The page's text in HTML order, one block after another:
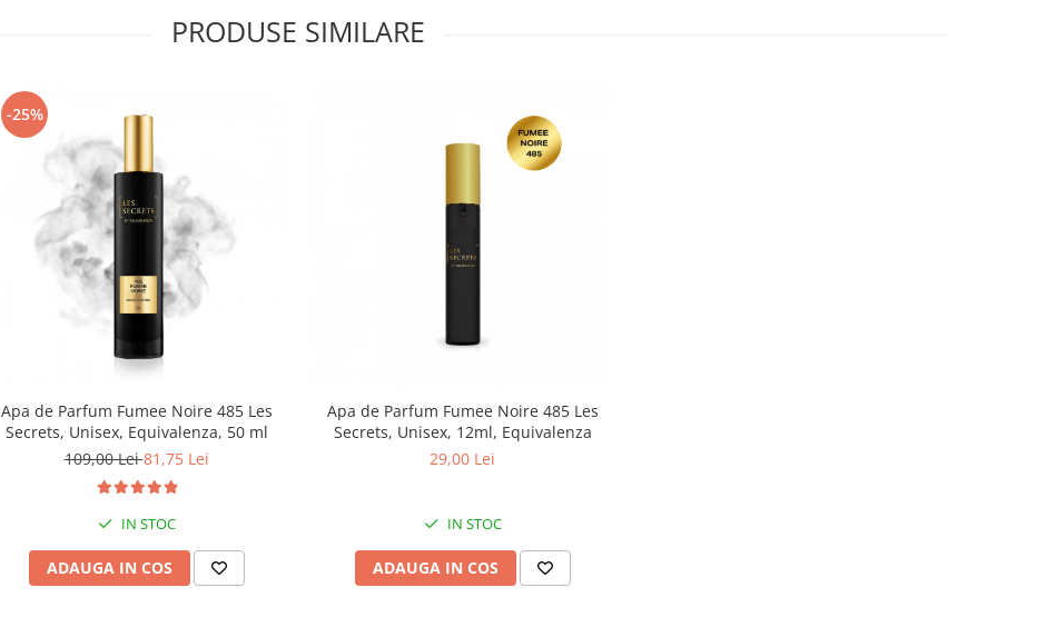
PRODUSE SIMILARE
-25%
Apa de Parfum Fumee Noire 485 Les
Secrets, Unisex, Equivalenza, 50 ml
109,00 Lei81,75 Lei
IN STOC
ADAUGA IN COS
Apa de Parfum Fumee Noire 485 Les
Secrets, Unisex, 12ml, Equivalenza
29,00 Lei
IN STOC
ADAUGA IN COS